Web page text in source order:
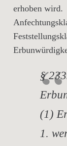
erhoben wird.
§
(1)
1.